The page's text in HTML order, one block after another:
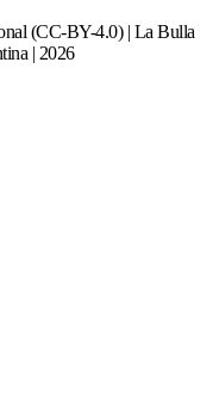
(CC-BY-4.0) | La Bulla
| 2026